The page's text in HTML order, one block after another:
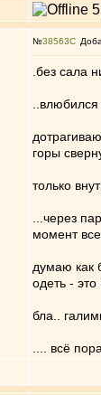
№38563
.без сала
горы
только
...через
момент
думаю как
одеть -
бла..
.... всё